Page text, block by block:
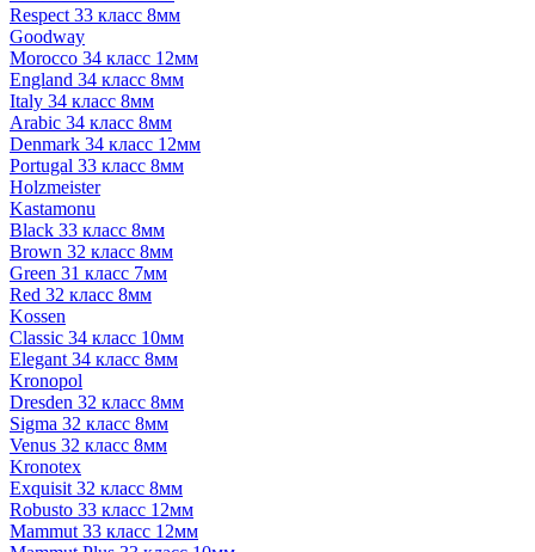
Respect 33 класс 8мм
Goodway
Morocco 34 класс 12мм
England 34 класс 8мм
Italy 34 класс 8мм
Arabic 34 класс 8мм
Denmark 34 класс 12мм
Portugal 33 класс 8мм
Holzmeister
Kastamonu
Black 33 класс 8мм
Brown 32 класс 8мм
Green 31 класс 7мм
Red 32 класс 8мм
Kossen
Classic 34 класс 10мм
Elegant 34 класс 8мм
Kronopol
Dresden 32 класс 8мм
Sigma 32 класс 8мм
Venus 32 класс 8мм
Kronotex
Exquisit 32 класс 8мм
Robusto 33 класс 12мм
Mammut 33 класс 12мм